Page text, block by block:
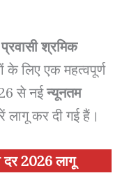
श्रमिक
के लिए एक महत्वपूर्ण
से नईन्यूनतम
लागू कर दी गई हैं।
दर 2026 लागू